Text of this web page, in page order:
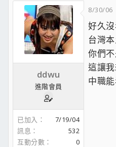
ddwu
進階會員
已加入
7/19/04
訊息
532
互動分數
0
8/30/06
好久
台灣
你們
這讓
中職